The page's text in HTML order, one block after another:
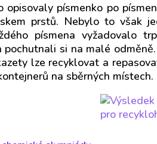
opisovaly písmenko po
prstů. Nebylo to však
písmena vyžadovalo
pochutnali si na malé
lze recyklovat a
na sběrných místech.